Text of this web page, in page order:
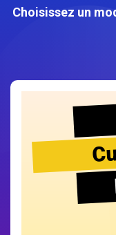
Choisissez un